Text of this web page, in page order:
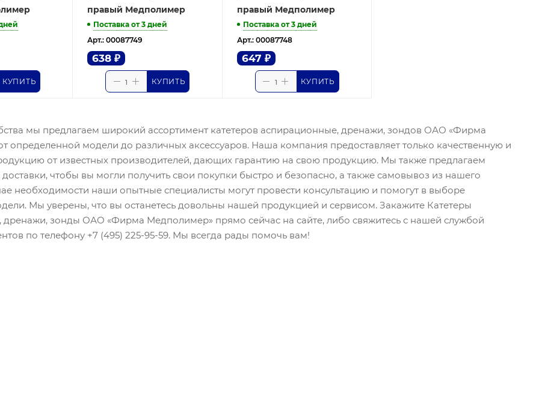
КУПИТЬ
правый Медполимер
Поставка от 3 дней
Арт.: 00087749
638 ₽
КУПИТЬ
правый Медполимер
Поставка от 3 дней
Арт.: 00087748
647 ₽
КУПИТЬ
мы предлагаем широкий ассортимент катетеров аспирационные, дренажи, зондов ОАО «Фирма
определенной модели до различных аксессуаров. Наша компания предоставляет только качественную и
от известных производителей, дающих гарантию на свою продукцию. Мы также предлагаем
чтобы вы могли получить свои покупки быстро и безопасно, а также самовывоз из нашего
необходимости наши опытные специалисты могут провести консультацию и помогут в выборе
Мы уверены, что вы останетесь довольны нашей продукцией и сервисом. Закажите Катетеры
дренажи, зонды ОАО «Фирма Медполимер» прямо сейчас на сайте, либо свяжитесь с нашей службой
по телефону +7 (495) 225-95-59. Мы всегда рады помочь вам!